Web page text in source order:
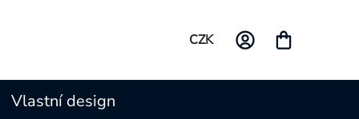
CZK
Vlastní design